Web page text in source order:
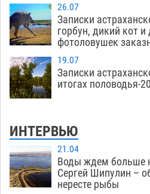
26.07
Записки
горбун, дикий кот и
фотоловушек
19.07
Записки
итогах половодья-
ИНТЕРВЬЮ
21.04
Воды ждем больше
Сергей Шипулин –
нересте рыбы